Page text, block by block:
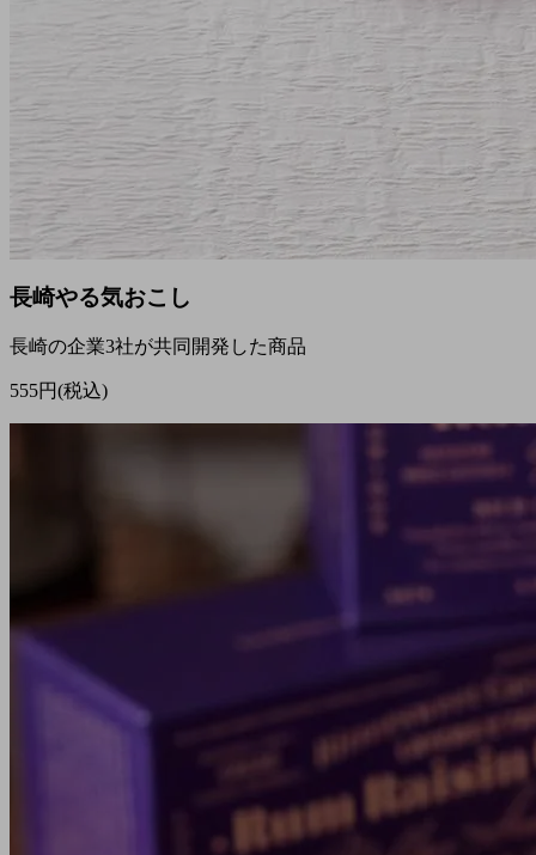
長崎やる気おこし
長崎の企業3社が共同開発した商品
555円(税込)